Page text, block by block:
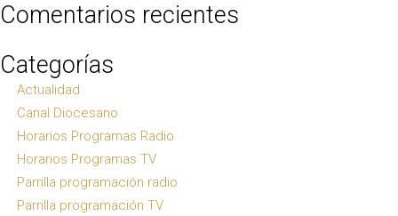
Comentarios recientes
Categorías
Actualidad
Canal Diocesano
Horarios Programas Radio
Horarios Programas TV
Parrilla programación radio
Parrilla programación TV